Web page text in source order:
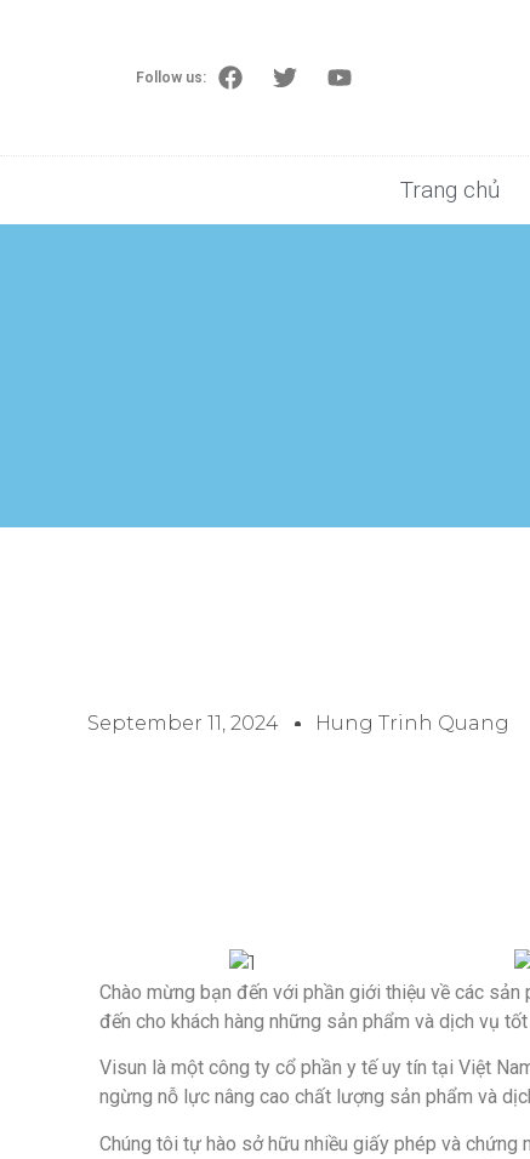
Follow us:
Trang chủ
September 11, 2024 Hung Trinh Quang
Chào mừng bạn đến với phần giới thiệu về các
đến cho khách hàng những sản phẩm và dịch vụ
Visun là một công ty cổ phần y tế uy tín tại Việt
ngừng nỗ lực nâng cao chất lượng sản phẩm và
Chúng tôi tự hào sở hữu nhiều giấy phép và chứng